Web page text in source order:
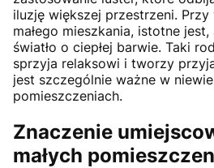
iluzję większej przestrzeni.
małego mieszkania, istotne
światło o ciepłej barwie. Taki
sprzyja relaksowi i tworzy
jest szczególnie ważne w
pomieszczeniach.
Znaczenie
małych